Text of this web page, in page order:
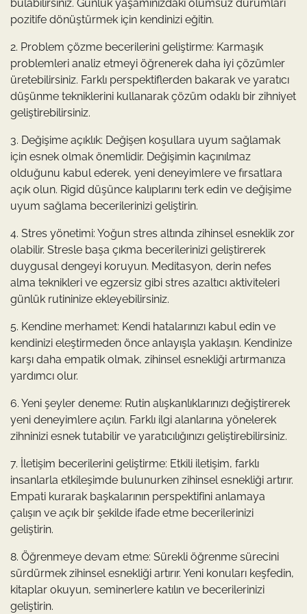
bulabilirsiniz. Günlük yaşamınızdaki olumsuz durumları
pozitife dönüştürmek için kendinizi eğitin.
2. Problem çözme becerilerini geliştirme: Karmaşık
problemleri analiz etmeyi öğrenerek daha iyi çözümler
üretebilirsiniz. Farklı perspektiflerden bakarak ve yaratıcı
düşünme tekniklerini kullanarak çözüm odaklı bir zihniyet
geliştirebilirsiniz.
3. Değişime açıklık: Değişen koşullara uyum sağlamak
için esnek olmak önemlidir. Değişimin kaçınılmaz
olduğunu kabul ederek, yeni deneyimlere ve fırsatlara
açık olun. Rigid düşünce kalıplarını terk edin ve değişime
uyum sağlama becerilerinizi geliştirin.
4. Stres yönetimi: Yoğun stres altında zihinsel esneklik zor
olabilir. Stresle başa çıkma becerilerinizi geliştirerek
duygusal dengeyi koruyun. Meditasyon, derin nefes
alma teknikleri ve egzersiz gibi stres azaltıcı aktiviteleri
günlük rutininize ekleyebilirsiniz.
5. Kendine merhamet: Kendi hatalarınızı kabul edin ve
kendinizi eleştirmeden önce anlayışla yaklaşın. Kendinize
karşı daha empatik olmak, zihinsel esnekliği artırmanıza
yardımcı olur.
6. Yeni şeyler deneme: Rutin alışkanlıklarınızı değiştirerek
yeni deneyimlere açılın. Farklı ilgi alanlarına yönelerek
zihninizi esnek tutabilir ve yaratıcılığınızı geliştirebilirsiniz.
7. İletişim becerilerini geliştirme: Etkili iletişim, farklı
insanlarla etkileşimde bulunurken zihinsel esnekliği artırır.
Empati kurarak başkalarının perspektifini anlamaya
çalışın ve açık bir şekilde ifade etme becerilerinizi
geliştirin.
8. Öğrenmeye devam etme: Sürekli öğrenme sürecini
sürdürmek zihinsel esnekliği artırır. Yeni konuları keşfedin,
kitaplar okuyun, seminerlere katılın ve becerilerinizi
geliştirin.